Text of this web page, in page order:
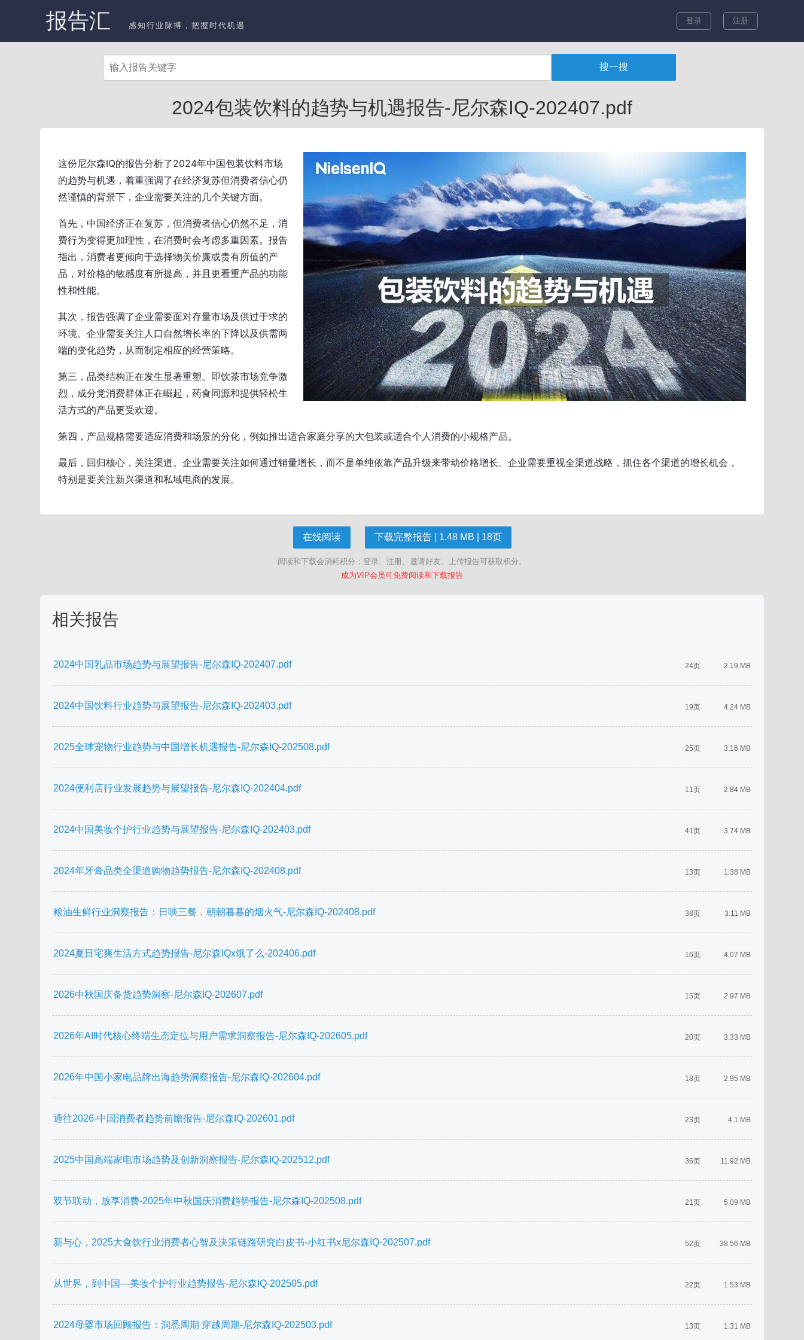
报告汇 感知行业脉搏，把握时代机遇
登录 注册
2024包装饮料的趋势与机遇报告-尼尔森IQ-202407.pdf
这份尼尔森IQ的报告分析了2024年中国包装饮料市场
的趋势与机遇，着重强调了在经济复苏但消费者信心仍
然谨慎的背景下，企业需要关注的几个关键方面。
首先，中国经济正在复苏，但消费者信心仍然不足，消
费行为变得更加理性，在消费时会考虑多重因素。报告
指出，消费者更倾向于选择物美价廉或贵有所值的产
品，对价格的敏感度有所提高，并且更看重产品的功能
性和性能。
其次，报告强调了企业需要面对存量市场及供过于求的
环境。企业需要关注人口自然增长率的下降以及供需两
端的变化趋势，从而制定相应的经营策略。
第三，品类结构正在发生显著重塑。即饮茶市场竞争激
烈，成分党消费群体正在崛起，药食同源和提供轻松生
活方式的产品更受欢迎。
第四，产品规格需要适应消费和场景的分化，例如推出适合家庭分享的大包装或适合个人消费的小规格产品。
最后，回归核心，关注渠道。企业需要关注如何通过销量增长，而不是单纯依靠产品升级来带动价格增长。企业需要重视全渠道战略，抓住各个渠道的增长机会，
特别是要关注新兴渠道和私域电商的发展。
在线阅读 下载完整报告 | 1.48 MB | 18页
阅读和下载会消耗积分；登录、注册、邀请好友、上传报告可获取积分。
成为VIP会员可免费阅读和下载报告
相关报告
2.19 MB
24页
2024中国乳品市场趋势与展望报告-尼尔森IQ-202407.pdf
4.24 MB
19页
2024中国饮料行业趋势与展望报告-尼尔森IQ-202403.pdf
3.16 MB
25页
2025全球宠物行业趋势与中国增长机遇报告-尼尔森IQ-202508.pdf
2.84 MB
11页
2024便利店行业发展趋势与展望报告-尼尔森IQ-202404.pdf
3.74 MB
41页
2024中国美妆个护行业趋势与展望报告-尼尔森IQ-202403.pdf
1.38 MB
13页
2024年牙膏品类全渠道购物趋势报告-尼尔森IQ-202408.pdf
3.11 MB
38页
粮油生鲜行业洞察报告：日啖三餐，朝朝暮暮的烟火气-尼尔森IQ-202408.pdf
4.07 MB
16页
2024夏日宅爽生活方式趋势报告-尼尔森IQx饿了么-202406.pdf
2.97 MB
15页
2026中秋国庆备货趋势洞察-尼尔森IQ-202607.pdf
3.33 MB
20页
2026年AI时代核心终端生态定位与用户需求洞察报告-尼尔森IQ-202605.pdf
2.95 MB
18页
2026年中国小家电品牌出海趋势洞察报告-尼尔森IQ-202604.pdf
4.1 MB
23页
通往2026-中国消费者趋势前瞻报告-尼尔森IQ-202601.pdf
11.92 MB
36页
2025中国高端家电市场趋势及创新洞察报告-尼尔森IQ-202512.pdf
5.09 MB
21页
双节联动，放享消费-2025年中秋国庆消费趋势报告-尼尔森IQ-202508.pdf
38.56 MB
52页
新与心，2025大食饮行业消费者心智及决策链路研究白皮书-小红书x尼尔森IQ-202507.pdf
1.53 MB
22页
从世界，到中国—美妆个护行业趋势报告-尼尔森IQ-202505.pdf
1.31 MB
13页
2024母婴市场回顾报告：洞悉周期 穿越周期-尼尔森IQ-202503.pdf